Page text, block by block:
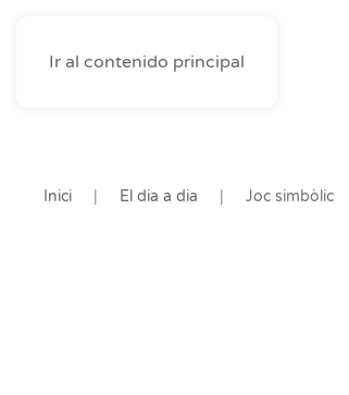
Ir al contenido principal
Inici El dia a dia Joc simbòlic